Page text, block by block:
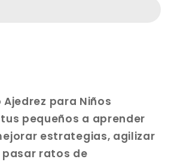
Ajedrez para Niños
pequeños a aprender
estrategias, agilizar
ratos de